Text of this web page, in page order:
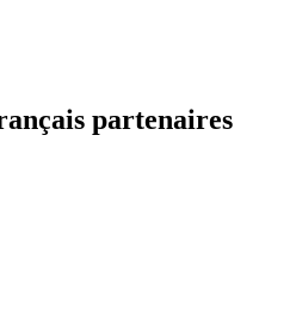
partenaires